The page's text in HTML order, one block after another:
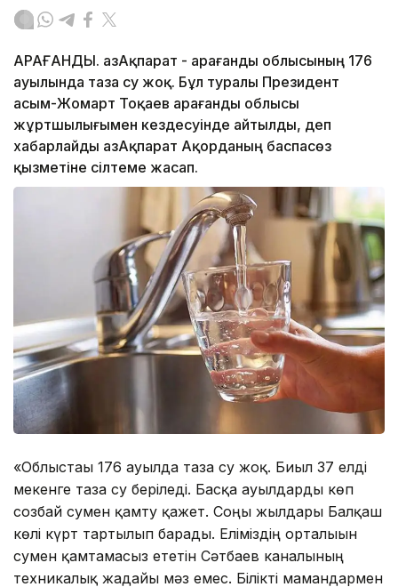
ҚАРАҒАНДЫ. ҚазАқпарат - Қарағанды облысының 176
ауылында таза су жоқ. Бұл туралы Президент
Қасым-Жомарт Тоқаев Қарағанды облысы
жұртшылығымен кездесуінде айтылды, деп
хабарлайды ҚазАқпарат Ақорданың баспасөз
қызметіне сілтеме жасап.
«Облыстағы 176 ауылда таза су жоқ. Биыл 37 елді
мекенге таза су беріледі. Басқа ауылдарды көп
созбай сумен қамту қажет. Соңғы жылдары Балқаш
көлі күрт тартылып барады. Еліміздің орталығын
сумен қамтамасыз ететін Сәтбаев каналының
техникалық жағдайы мәз емес. Білікті мамандармен